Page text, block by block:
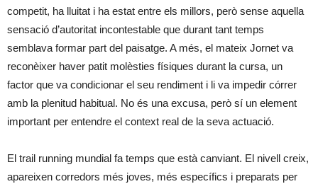
competit, ha lluitat i ha estat entre els millors, però sense aquella
sensació d’autoritat incontestable que durant tant temps
semblava formar part del paisatge. A més, el mateix Jornet va
reconèixer haver patit molèsties físiques durant la cursa, un
factor que va condicionar el seu rendiment i li va impedir córrer
amb la plenitud habitual. No és una excusa, però sí un element
important per entendre el context real de la seva actuació.
El trail running mundial fa temps que està canviant. El nivell creix,
apareixen corredors més joves, més específics i preparats per